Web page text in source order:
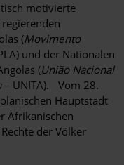
motivierte
(Movimento
und der Nationalen
(União Nacional
– UNITA). Vom 28.
Hauptstadt
Afrikanischen
der Völker